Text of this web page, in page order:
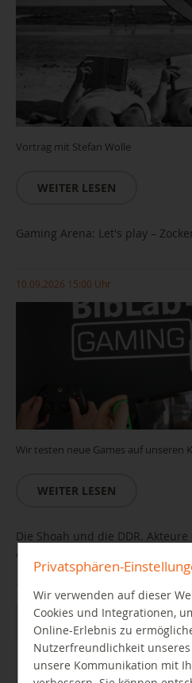
Vortrag mit Stefan Wolle
WEITER LESEN
Gaming Arena: Let's play –
10.09.2026 15:00 Uhr
Wir testen neue Games auf unseren
WEITER LESEN
Die Shoah und die DDR.
Antifaschismus
Privatsphären-
Wir verwenden auf dieser
Cookies und Integrationen,
Online-Erlebnis zu
Nutzerfreundlichkeit
unsere Kommunikation mit